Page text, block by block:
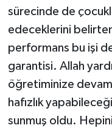
sürecinde de
edeceklerini
performans bu işi
garantisi. Allah
öğretiminize
hafızlık
sunmuş oldu.